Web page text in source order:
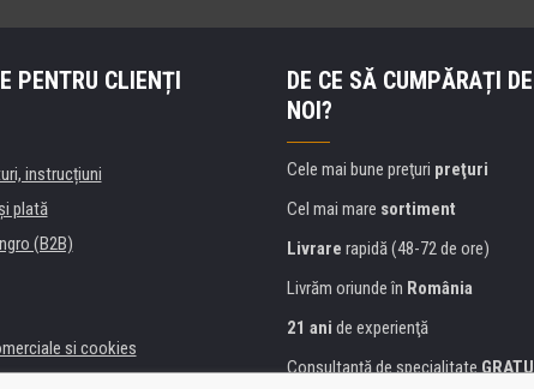
PENTRU CLIENȚI
instrucțiuni
plată
(B2B)
si cookies
DE CE SĂ CUMPĂRAȚI
NOI?
Cele mai bune preţuri preţuri
Cel mai mare sortiment
Livrare rapidă (48-72 de ore)
Livrăm oriunde în România
21 ani de experienţă
Consultanţă de specialitate